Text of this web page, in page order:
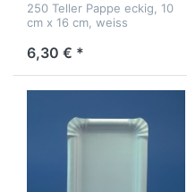
250 Teller Pappe eckig, 10
cm x 16 cm, weiss
6,30 € *